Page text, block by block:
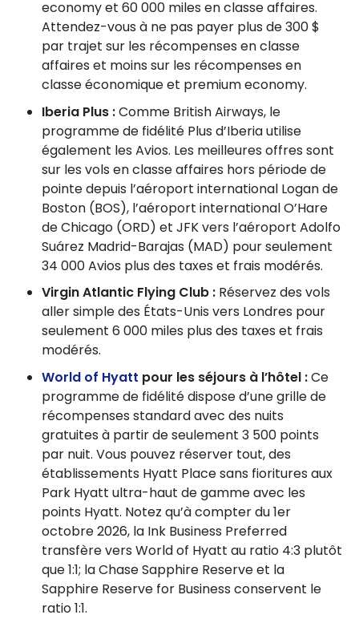
economy et 60 000 miles en classe affaires.
Attendez-vous à ne pas payer plus de 300 $
par trajet sur les récompenses en classe
affaires et moins sur les récompenses en
classe économique et premium economy.
Iberia Plus :Comme British Airways, le
programme de fidélité Plus d’Iberia utilise
également les Avios. Les meilleures offres sont
sur les vols en classe affaires hors période de
pointe depuis l’aéroport international Logan de
Boston (BOS), l’aéroport international O’Hare
de Chicago (ORD) et JFK vers l’aéroport Adolfo
Suárez Madrid-Barajas (MAD) pour seulement
34 000 Avios plus des taxes et frais modérés.
Virgin Atlantic Flying Club : Réservez des vols
aller simple des États-Unis vers Londres pour
seulement 6 000 miles plus des taxes et frais
modérés.
World of Hyatt pour les séjours à l’hôtel :Ce
programme de fidélité dispose d’une grille de
récompenses standard avec des nuits
gratuites à partir de seulement 3 500 points
par nuit. Vous pouvez réserver tout, des
établissements Hyatt Place sans fioritures aux
Park Hyatt ultra-haut de gamme avec les
points Hyatt. Notez qu’à compter du 1er
octobre 2026, la Ink Business Preferred
transfère vers World of Hyatt au ratio 4:3 plutôt
que 1:1; la Chase Sapphire Reserve et la
Sapphire Reserve for Business conservent le
ratio 1:1.